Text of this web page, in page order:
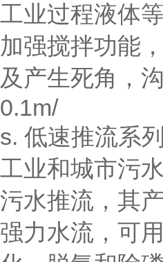
工业过程液体
加强搅拌功能
及产生死角，
0.1m/
s. 低速推流系
工业和城市污
污水推流，其
强力水流，可